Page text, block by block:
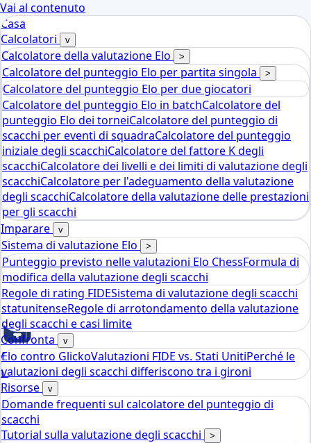
Vai al contenuto
Chess
tools
Calcolatore Rating Elo Scacchi
Casa
Calcolatori
v
Calcolatore della valutazione Elo >
Calcolatore del punteggio Elo per partita singola >
Calcolatore del punteggio Elo per due giocatori
Calcolatore del punteggio Elo in batchCalcolatore del
punteggio Elo dei torneiCalcolatore del punteggio di
scacchi per eventi di squadraCalcolatore del punteggio
iniziale degli scacchiCalcolatore del fattore K degli
scacchiCalcolatore dei livelli e dei limiti di valutazione degli
scacchiCalcolatore per l'adeguamento della valutazione
degli scacchiCalcolatore della valutazione delle prestazioni
per gli scacchi
Imparare
v
Sistema di valutazione Elo >
Punteggio previsto nelle valutazioni Elo ChessFormula di
modifica della valutazione degli scacchi
Regole di rating FIDESistema di valutazione degli scacchi
statunitenseRegole di arrotondamento della valutazione
degli scacchi e casi limite
Confronta
v
Elo contro GlickoValutazioni FIDE vs. Stati UnitiPerché le
valutazioni degli scacchi differiscono tra i gironi
Risorse
v
Domande frequenti sul calcolatore del punteggio di
scacchi
Tutorial sulla valutazione degli scacchi
>